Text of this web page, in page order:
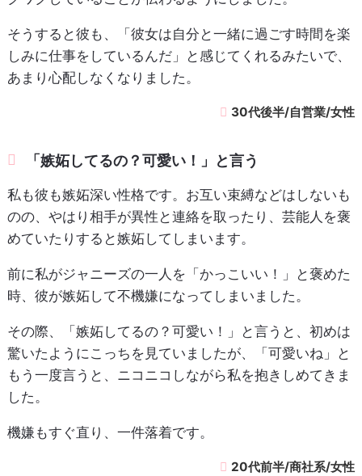
そうすると彼も、「彼女は自分と一緒に過ごす時間を楽
しみに仕事をしているんだ」と感じてくれるみたいで、
あまり心配しなくなりました。
30代後半/自営業/女性
「嫉妬してるの？可愛い！」と言う
私も彼も嫉妬深い性格です。お互い束縛などはしないも
のの、やはり相手が異性と連絡を取ったり、芸能人を褒
めていたりすると嫉妬してしまいます。
前に私がジャニーズの一人を「かっこいい！」と褒めた
時、彼が嫉妬して不機嫌になってしまいました。
その際、「嫉妬してるの？可愛い！」と言うと、初めは
驚いたようにこっちを見ていましたが、「可愛いね」と
もう一度言うと、ニコニコしながら私を抱きしめてきま
した。
機嫌もすぐ直り、一件落着です。
20代前半/商社系/女性